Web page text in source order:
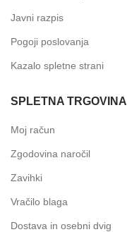
Javni razpis
Pogoji poslovanja
Kazalo spletne strani
SPLETNA TRGOVINA
Moj račun
Zgodovina naročil
Zavihki
Vračilo blaga
Dostava in osebni dvig